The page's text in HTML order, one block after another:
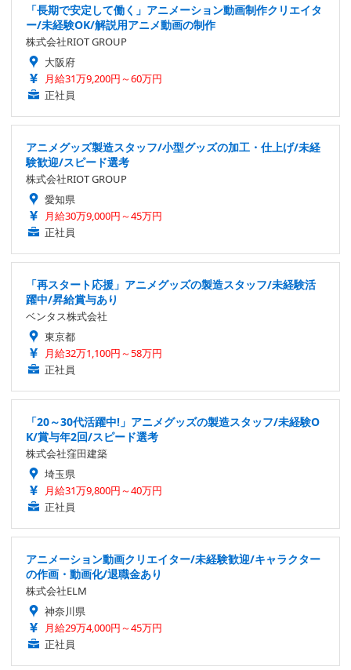
「長期で安定して働く」アニメーション動画制作クリエイタ
ー/未経験OK/解説用アニメ動画の制作
株式会社RIOT GROUP
大阪府
月給31万9,200円～60万円
正社員
アニメグッズ製造スタッフ/小型グッズの加工・仕上げ/未経
験歓迎/スピード選考
株式会社RIOT GROUP
愛知県
月給30万9,000円～45万円
正社員
「再スタート応援」アニメグッズの製造スタッフ/未経験活
躍中/昇給賞与あり
ベンタス株式会社
東京都
月給32万1,100円～58万円
正社員
「20～30代活躍中!」アニメグッズの製造スタッフ/未経験O
K/賞与年2回/スピード選考
株式会社窪田建築
埼玉県
月給31万9,800円～40万円
正社員
アニメーション動画クリエイター/未経験歓迎/キャラクター
の作画・動画化/退職金あり
株式会社ELM
神奈川県
月給29万4,000円～45万円
正社員